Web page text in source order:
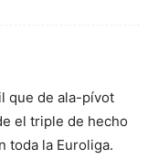
que de ala-pívot
el triple de hecho
toda la Euroliga.